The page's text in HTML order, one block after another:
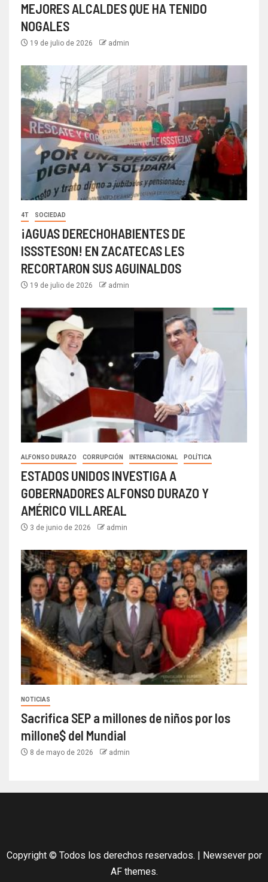
MEJORES ALCALDES QUE HA TENIDO
NOGALES
19 de julio de 2026 admin
4T SOCIEDAD
¡AGUAS DERECHOHABIENTES DE
ISSSTESON! EN ZACATECAS LES
RECORTARON SUS AGUINALDOS
19 de julio de 2026 admin
ALFONSO DURAZO CORRUPCIÓN INTERNACIONAL POLÍTICA
ESTADOS UNIDOS INVESTIGA A
GOBERNADORES ALFONSO DURAZO Y
AMÉRICO VILLAREAL
3 de junio de 2026 admin
NOTICIAS
Sacrifica SEP a millones de niños por los
millone$ del Mundial
8 de mayo de 2026 admin
Copyright © Todos los derechos reservados. Newseverpor
AF themes.